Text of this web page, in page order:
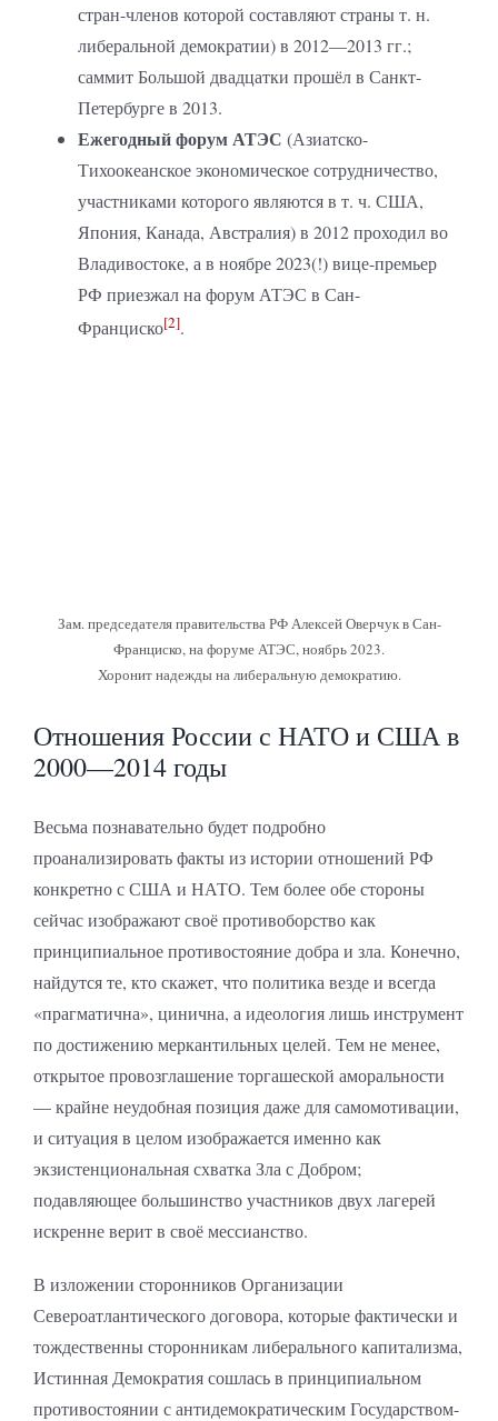
стран-членов которой составляют страны т. н.
либеральной демократии) в 2012—2013 гг.;
саммит Большой двадцатки прошёл в Санкт-
Петербурге в 2013.
Ежегодный форум АТЭС (Азиатско-
Тихоокеанское экономическое сотрудничество,
участниками которого являются в т. ч. США,
Япония, Канада, Австралия) в 2012 проходил во
Владивостоке, а в ноябре 2023(!) вице-премьер
РФ приезжал на форум АТЭС в Сан-
Франциско[2].
Зам. председателя правительства РФ Алексей Оверчук в Сан-
Франциско, на форуме АТЭС, ноябрь 2023.
Хоронит надежды на либеральную демократию.
Отношения России с НАТО и США в
2000—2014 годы
Весьма познавательно будет подробно
проанализировать факты из истории отношений РФ
конкретно с США и НАТО. Тем более обе стороны
сейчас изображают своё противоборство как
принципиальное противостояние добра и зла. Конечно,
найдутся те, кто скажет, что политика везде и всегда
«прагматична», цинична, а идеология лишь инструмент
по достижению меркантильных целей. Тем не менее,
открытое провозглашение торгашеской аморальности
— крайне неудобная позиция даже для самомотивации,
и ситуация в целом изображается именно как
экзистенциональная схватка Зла с Добром;
подавляющее большинство участников двух лагерей
искренне верит в своё мессианство.
В изложении сторонников Организации
Североатлантического договора, которые фактически и
тождественны сторонникам либерального капитализма,
Истинная Демократия сошлась в принципиальном
противостоянии с антидемократическим Государством-